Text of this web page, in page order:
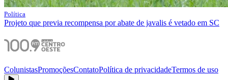
Política
Projeto que previa recompensa por abate de javalis é vetado em SC
ColunistasPromoçõesContatoPolítica de privacidadeTermos de uso